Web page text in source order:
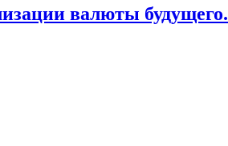
валюты будущего.